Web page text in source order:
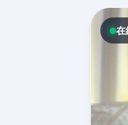
在